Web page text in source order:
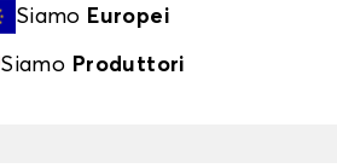
Siamo Europei
Siamo Produttori